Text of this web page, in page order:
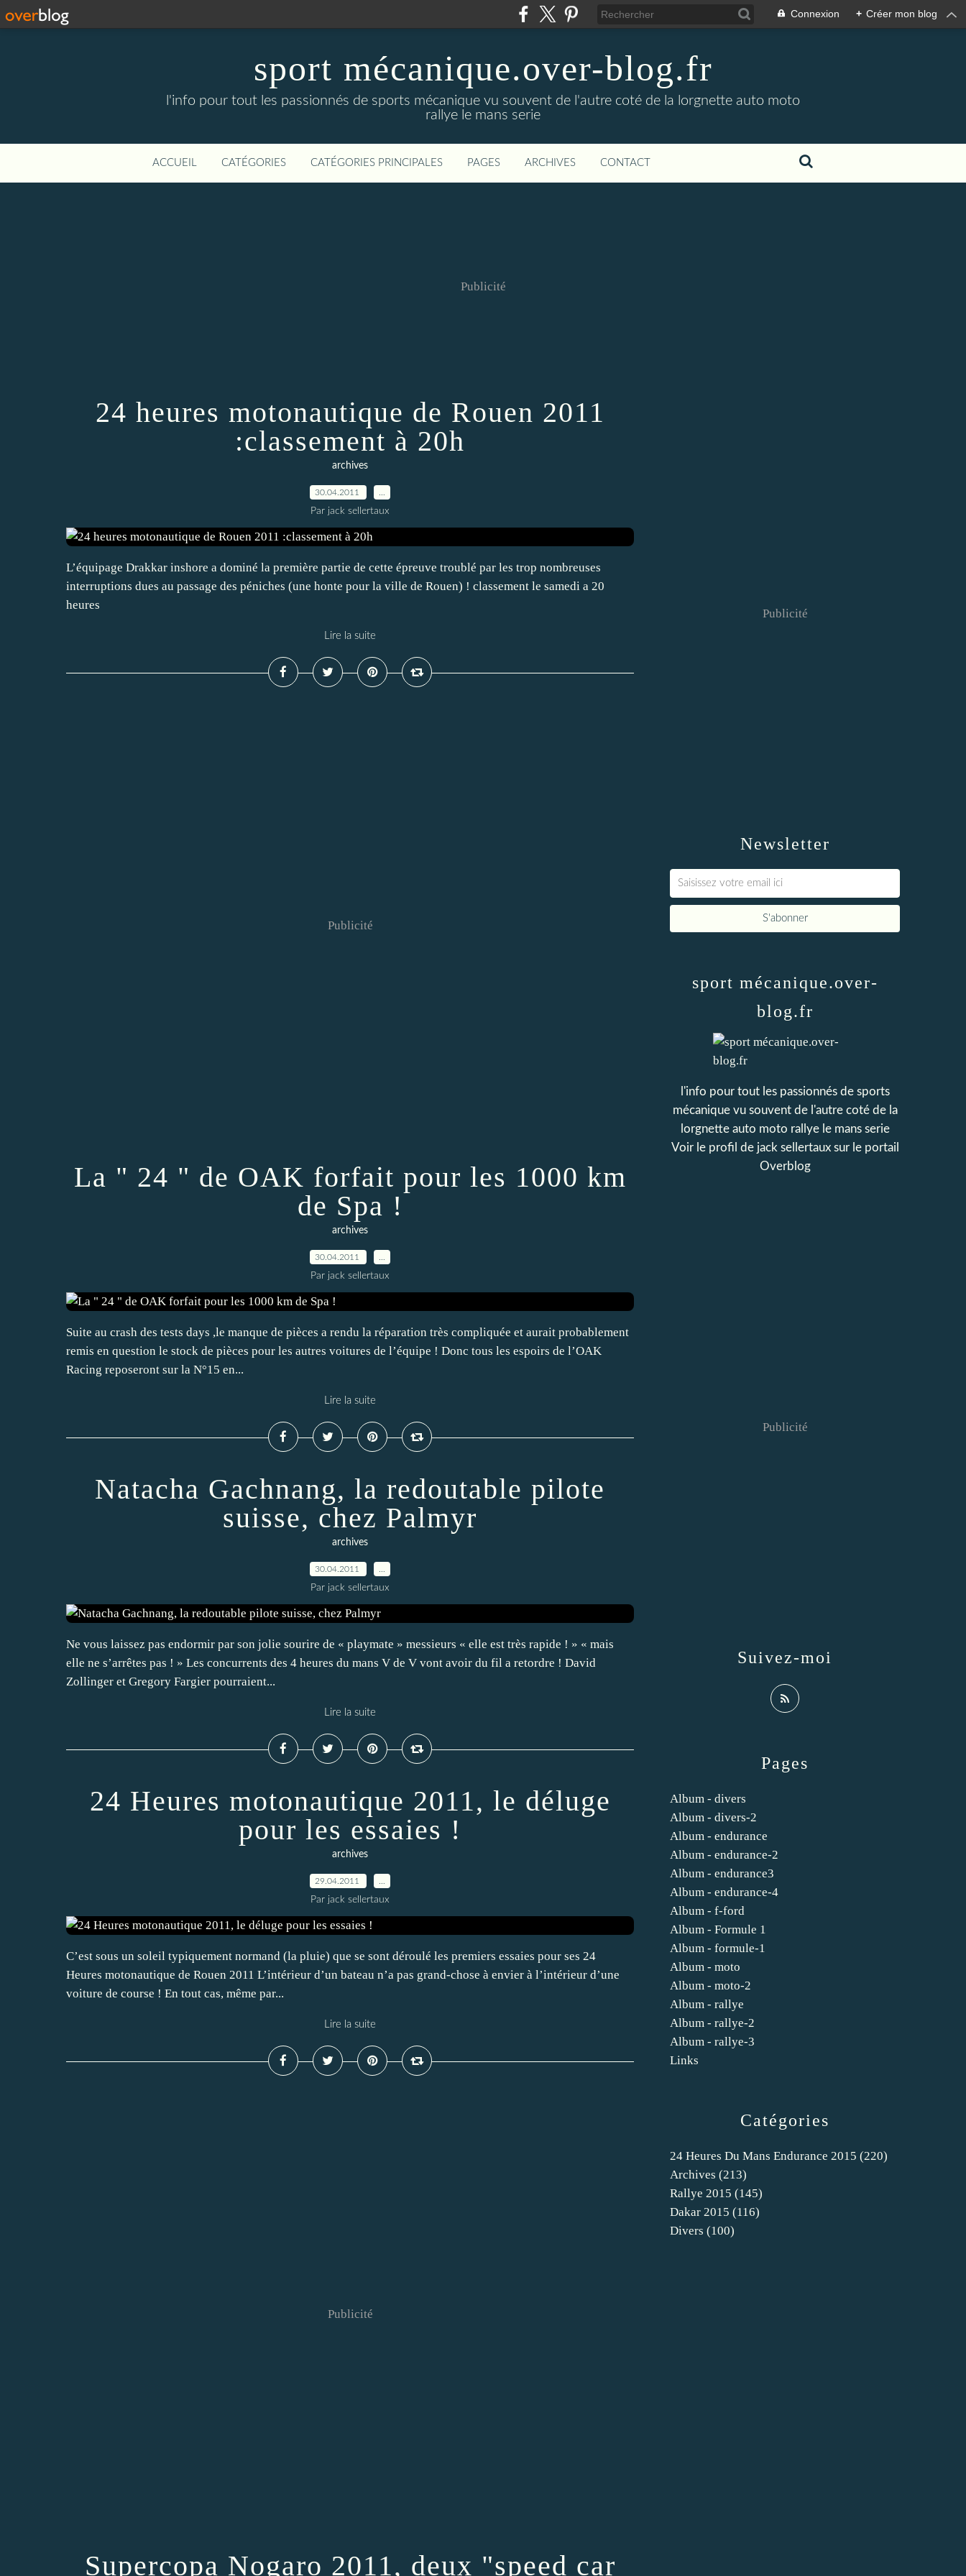
Connexion + Créer mon blog
sport mécanique.over-blog.fr
l'info pour tout les passionnés de sports mécanique vu souvent de l'autre coté de la lorgnette auto moto
rallye le mans serie
ACCUEIL CATÉGORIES CATÉGORIES PRINCIPALES PAGES ARCHIVES CONTACT
Publicité
24 heures motonautique de Rouen 2011
:classement à 20h
archives
30.04.2011
Par jack sellertaux
L’équipage Drakkar inshore a dominé la première partie de cette épreuve troublé par les trop nombreuses
interruptions dues au passage des péniches (une honte pour la ville de Rouen) ! classement le samedi a 20
heures
Lire la suite
Publicité
La " 24 " de OAK forfait pour les 1000 km
de Spa !
archives
30.04.2011
Par jack sellertaux
Suite au crash des tests days ,le manque de pièces a rendu la réparation très compliquée et aurait probablement
remis en question le stock de pièces pour les autres voitures de l’équipe ! Donc tous les espoirs de l’OAK
Racing reposeront sur la N°15 en...
Lire la suite
Natacha Gachnang, la redoutable pilote
suisse, chez Palmyr
archives
30.04.2011
Par jack sellertaux
Ne vous laissez pas endormir par son jolie sourire de « playmate » messieurs « elle est très rapide ! » « mais
elle ne s’arrêtes pas ! » Les concurrents des 4 heures du mans V de V vont avoir du fil a retordre ! David
Zollinger et Gregory Fargier pourraient...
Lire la suite
24 Heures motonautique 2011, le déluge
pour les essaies !
archives
29.04.2011
Par jack sellertaux
C’est sous un soleil typiquement normand (la pluie) que se sont déroulé les premiers essaies pour ses 24
Heures motonautique de Rouen 2011 L’intérieur d’un bateau n’a pas grand-chose à envier à l’intérieur d’une
voiture de course ! En tout cas, même par...
Lire la suite
Publicité
Supercopa Nogaro 2011, deux "speed car
Newsletter
Publicité
Catégories
24 Heures Du Mans Endurance 2015 (220)
Archives (213)
Rallye 2015 (145)
Dakar 2015 (116)
Divers (100)
Pages
Album - divers
Album - divers-2
Album - endurance
Album - endurance-2
Album - endurance3
Album - endurance-4
Album - f-ford
Album - Formule 1
Album - formule-1
Album - moto
Album - moto-2
Album - rallye
Album - rallye-2
Album - rallye-3
Links
sport mécanique.over-
blog.fr
l'info pour tout les passionnés de sports
mécanique vu souvent de l'autre coté de la
lorgnette auto moto rallye le mans serie
Voir le profil de jack sellertauxsur le portail
Overblog
Suivez-moi
Publicité